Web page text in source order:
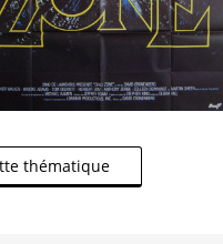
thématique